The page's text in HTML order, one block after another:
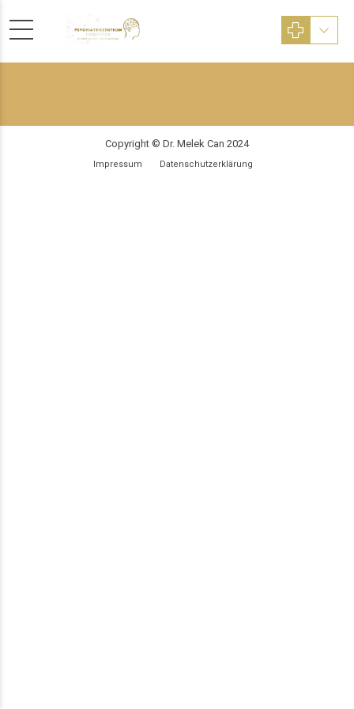
Copyright © Dr. Melek Can 2024
Impressum Datenschutzerklärung